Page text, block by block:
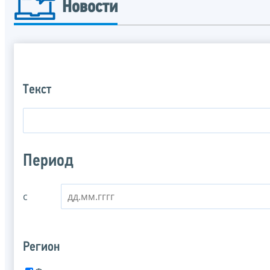
Новости
Текст
Период
с
Регион